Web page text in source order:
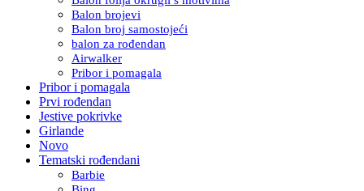
Balon brojevi
Balon broj samostojeći
balon za rođendan
Airwalker
Pribor i pomagala
Pribor i pomagala
Prvi rođendan
Jestive pokrivke
Girlande
Novo
Tematski rođendani
Barbie